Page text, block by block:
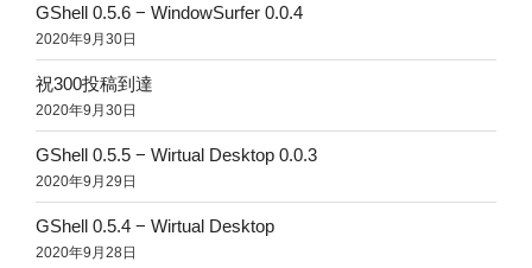
GShell 0.5.6 − WindowSurfer 0.0.4
2020年9月30日
祝300投稿到達
2020年9月30日
GShell 0.5.5 − Wirtual Desktop 0.0.3
2020年9月29日
GShell 0.5.4 − Wirtual Desktop
2020年9月28日